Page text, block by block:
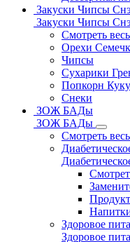
Закуски Чипсы
Закуски Чипсы
Смотреть
Орехи
Чипсы
Сухарики
Попкорн
Снеки
ЗОЖ БАДы
ЗОЖ БАДы
Смотреть
Здоровое
Здоровое